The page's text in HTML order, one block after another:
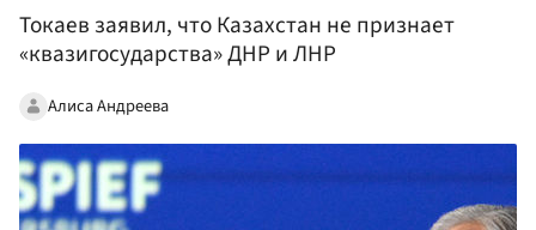
Токаев заявил, что Казахстан не признает
«квазигосударства» ДНР и ЛНР
Алиса Андреева